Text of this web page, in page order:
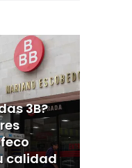
3B?
calidad